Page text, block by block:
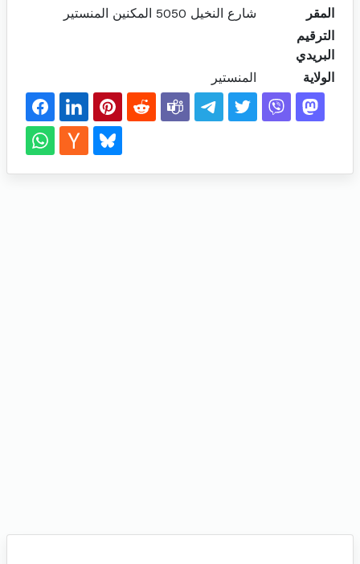
المقر
شارع النخيل 5050 المكنين المنستير
الترقيم
البريدي
الولاية
المنستير